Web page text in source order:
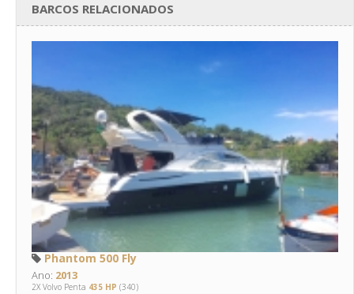
BARCOS RELACIONADOS
Phantom 500 Fly
Ano: 2013
2X Volvo Penta 435 HP (340)